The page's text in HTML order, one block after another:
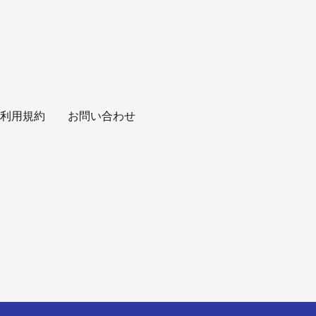
利用規約 お問い合わせ